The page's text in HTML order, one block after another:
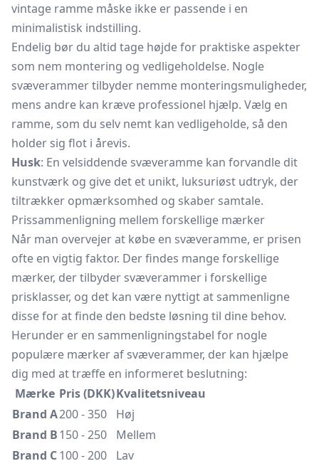
vintage ramme måske ikke er passende i en
minimalistisk indstilling.
Endelig bør du altid tage højde for praktiske aspekter
som nem montering og vedligeholdelse. Nogle
svæverammer tilbyder nemme monteringsmuligheder,
mens andre kan kræve professionel hjælp. Vælg en
ramme, som du selv nemt kan vedligeholde, så den
holder sig flot i årevis.
Husk: En velsiddende svæveramme kan forvandle dit
kunstværk og give det et unikt, luksuriøst udtryk, der
tiltrækker opmærksomhed og skaber samtale.
Prissammenligning mellem forskellige mærker
Når man overvejer at købe en svæveramme, er prisen
ofte en vigtig faktor. Der findes mange forskellige
mærker, der tilbyder svæverammer i forskellige
prisklasser, og det kan være nyttigt at sammenligne
disse for at finde den bedste løsning til dine behov.
Herunder er en sammenligningstabel for nogle
populære mærker af svæverammer, der kan hjælpe
dig med at træffe en informeret beslutning:
Mærke Pris (DKK)Kvalitetsniveau
Brand A200 - 350
Høj
Brand B150 - 250
Mellem
Brand C100 - 200
Lav